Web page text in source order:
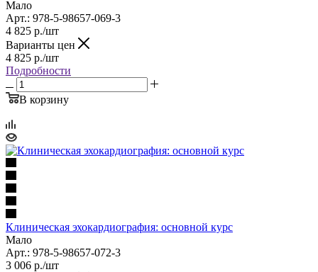
Мало
Арт.: 978-5-98657-069-3
4 825 р./шт
Варианты цен
4 825 р./шт
Подробности
В корзину
Клиническая эхокардиография: основной курс
Мало
Арт.: 978-5-98657-072-3
3 006 р./шт